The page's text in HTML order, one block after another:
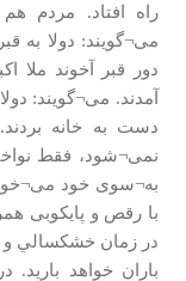
راه افتاد. مردم
می¬گویند: دولا
دور قبر آخوند ملا
آمدند. می¬گویند:
دست به خانه
نمی¬شود، فقط
به¬سوی خود
با رقص و پایکوبی
در زمان خشكسالي و
باران خواهد